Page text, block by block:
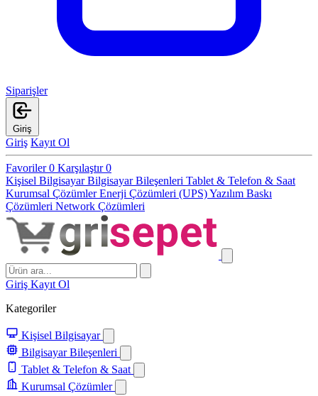
Siparişler
Giriş
Giriş Kayıt Ol
Favoriler0 Karşılaştır0
Kişisel BilgisayarBilgisayar Bileşenleri Tablet & Telefon & Saat
Kurumsal ÇözümlerEnerji Çözümleri (UPS)Yazılım Baskı
Çözümleri Network Çözümleri
Giriş Kayıt Ol
Kategoriler
Kişisel Bilgisayar
Bilgisayar Bileşenleri
Tablet & Telefon & Saat
Kurumsal Çözümler